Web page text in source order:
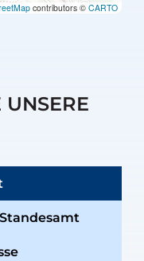
contributors © CARTO
UNSERE